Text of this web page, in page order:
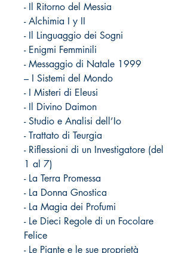
- Il Ritorno del Messia
- Alchimia I y II
- Il Linguaggio dei Sogni
- Enigmi Femminili
- Messaggio di Natale 1999
– I Sistemi del Mondo
- I Misteri di Eleusi
- Il Divino Daimon
- Studio e Analisi dell’Io
- Trattato di Teurgia
- Riflessioni di un Investigatore (del
1 al 7)
- La Terra Promessa
- La Donna Gnostica
- La Magia dei Profumi
- Le Dieci Regole di un Focolare
Felice
- Le Piante e le sue proprietà